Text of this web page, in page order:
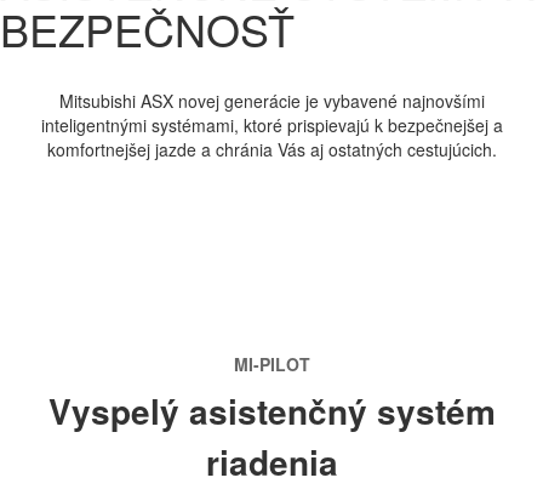
BEZPEČNOSŤ
Mitsubishi ASX novej generácie je vybavené najnovšími
inteligentnými systémami, ktoré prispievajú k bezpečnejšej a
komfortnejšej jazde a chránia Vás aj ostatných cestujúcich.
MI-PILOT
Vyspelý asistenčný systém
riadenia